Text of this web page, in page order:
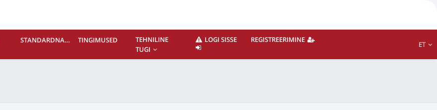
STANDARDNAVIGATSIOON TINGIMUSED
TEHNILINE
TUGI
LOGI SISSE REGISTREERIMINE
ET